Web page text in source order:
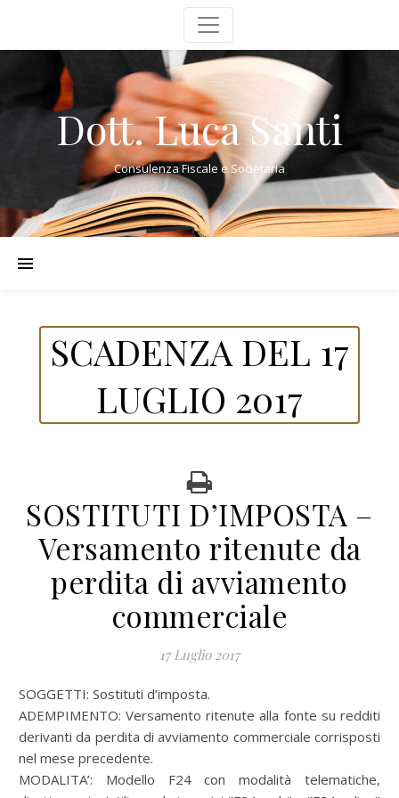
Dott. Luca Santi
Consulenza Fiscale e Societaria
SCADENZA DEL 17
LUGLIO 2017
SOSTITUTI D’IMPOSTA –
Versamento ritenute da
perdita di avviamento
commerciale
17 Luglio 2017
SOGGETTI: Sostituti d’imposta.
ADEMPIMENTO: Versamento ritenute alla fonte su redditi
derivanti da perdita di avviamento commerciale corrisposti
nel mese precedente.
MODALITA’: Modello F24 con modalità telematiche,